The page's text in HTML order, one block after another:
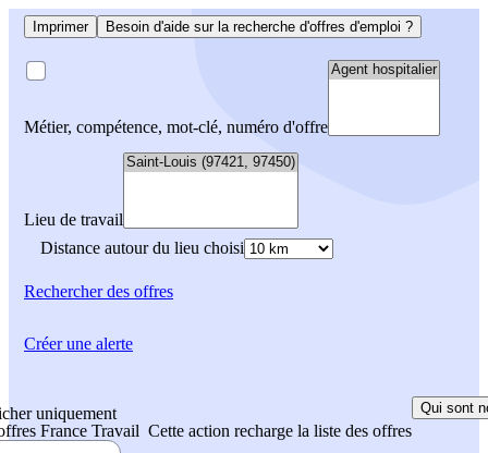
Imprimer Besoin d'aide sur la recherche d'offres d'emploi ?
Métier, compétence, mot-clé, numéro d'offre
Lieu de travail
Distance autour du lieu choisi
Rechercherdes offres
uniquement
France Travail Cette action recharge la liste des offres
Qui sont
Créer une alerte